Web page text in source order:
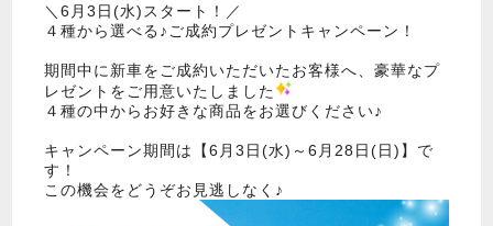
＼6月3日(水)スタート！／
４種から選べる♪ご成約プレゼントキャンペーン！
期間中に新車をご成約いただいたお客様へ、豪華なプ
レゼントをご用意いたしました
４種の中からお好きな商品をお選びください♪
キャンペーン期間は【6月3日(水)～6月28日(日)】で
す！
この機会をどうぞお見逃しなく♪